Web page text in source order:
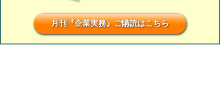
月刊『企業実務』ご購読はこちら